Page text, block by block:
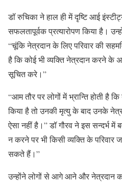
डॉ रुचिका ने हाल ही में दृष्टि आई
सफलतापूर्वक प्रत्यारोपण किया है।
“चूंकि नेत्रदान के लिए परिवार की
है कि कोई भी व्यक्ति नेत्रदान करने के
सूचित करे।”
“आम तौर पर लोगों में भ्रान्ति होती है
किया है तो उनकी मृत्यु के बाद उनके
ऐसा नहीं है।” डॉ गौरव ने इस सन्दर्भ
न करने पर भी किसी व्यक्ति के
सकते हैं।”
उन्होंने लोगों से आगे आने और